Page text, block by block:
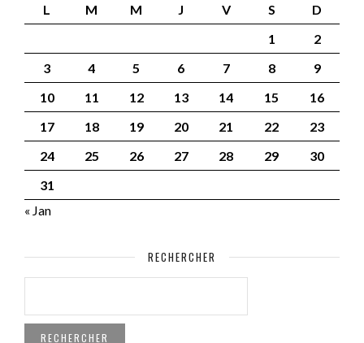
L M M J V S
D
1
2
3
4 5 6 7 8
9
10
11 12 13 14 15
16
17
18 19 20 21 22
23
24
25 26 27 28 29
30
31
« Jan
RECHERCHER